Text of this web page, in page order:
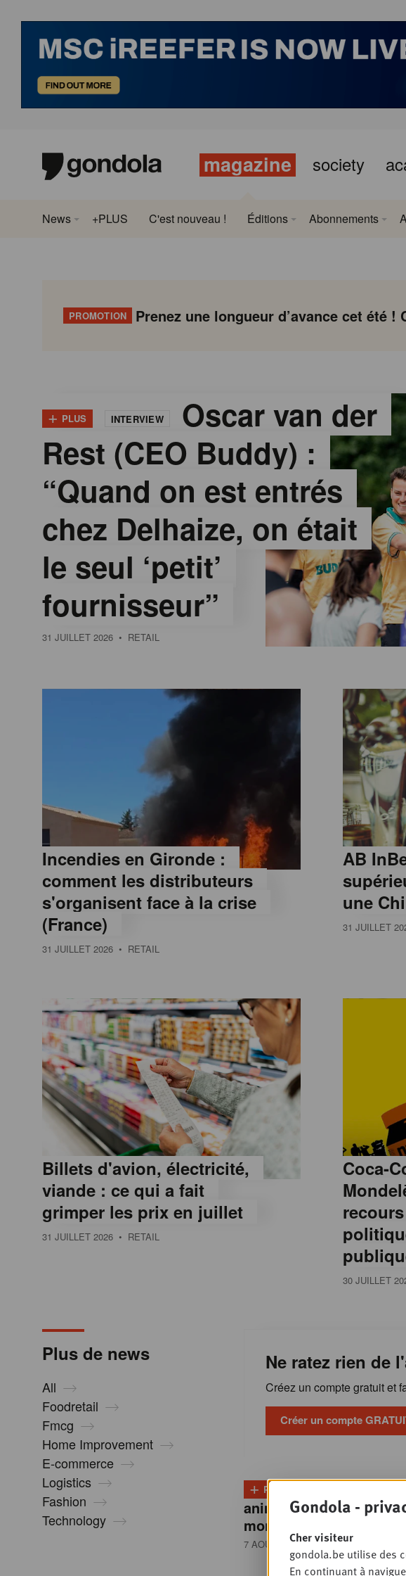
magazine society
News +PLUS C'est nouveau ! Éditions Abonnements
PROMOTION Prenez une longueur d’avance cet été
+ PLUS INTERVIEW
Oscar van der
Rest (CEO Buddy) :
“Quand on est entrés
chez Delhaize, on était
le seul ‘petit’
fournisseur”
31 JUILLET 2026 • RETAIL
Incendies en Gironde :
comment les distributeurs
s'organisent face à la crise
(France)
31 JUILLET 2026 • RETAIL
AB
une
31 JUILLET
Billets d'avion, électricité,
viande : ce qui a fait
grimper les prix en juillet
31 JUILLET 2026 • RETAIL
Coca-
30 JUILLET
Plus de news
All
Foodretail
Fmcg
Home Improvement
E-commerce
Logistics
Fashion
Technology
Ne ratez rien de
Créez un compte gratuit et
Créer un compte
+ PLUS
animale reste sous
montée en gamme
7 AOÛT 2026• PET STORE
Gondola -
Cher visiteur
gondola.be utilise des
En continuant à